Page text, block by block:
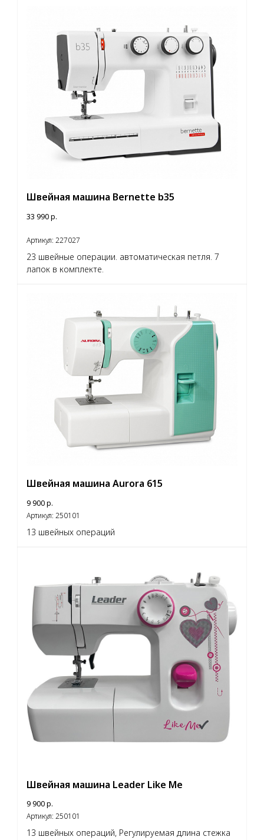
Швейная машина Bernette b35
33 990р.
Артикул: 227027
23 швейные операции. автоматическая петля. 7
лапок в комплекте.
Швейная машина Aurora 615
9 900р.
Артикул: 250101
13 швейных операций
Швейная машина Leader Like Me
9 900р.
Артикул: 250101
13 швейных операций, Регулируемая длина стежка